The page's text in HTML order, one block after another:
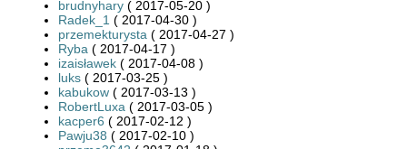
brudnyhary ( 2017-05-20 )
Radek_1 ( 2017-04-30 )
przemekturysta ( 2017-04-27 )
Ryba ( 2017-04-17 )
izaisławek ( 2017-04-08 )
luks ( 2017-03-25 )
kabukow ( 2017-03-13 )
RobertLuxa ( 2017-03-05 )
kacper6 ( 2017-02-12 )
Pawju38 ( 2017-02-10 )